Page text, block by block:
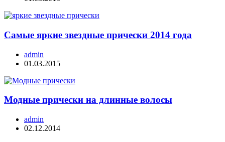
Самые яркие звездные прически 2014 года
admin
01.03.2015
Модные прически на длинные волосы
admin
02.12.2014